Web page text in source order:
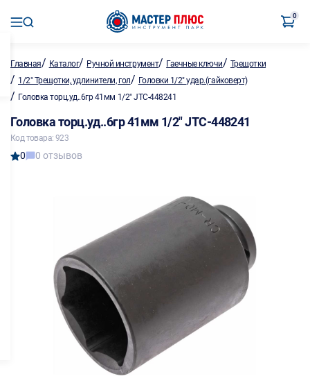
0
Главная/ Каталог/ Ручной инструмент/ Гаечные ключи/ Трещотки
/ 1/2" Трещотки, удлинители, гол/ Головки 1/2" удар.(гайковерт)
/ Головка торц.уд..6гр 41мм 1/2" JTC-448241
Головка торц.уд..6гр 41мм 1/2" JTC-448241
Код товара: 923
0 0 отзывов